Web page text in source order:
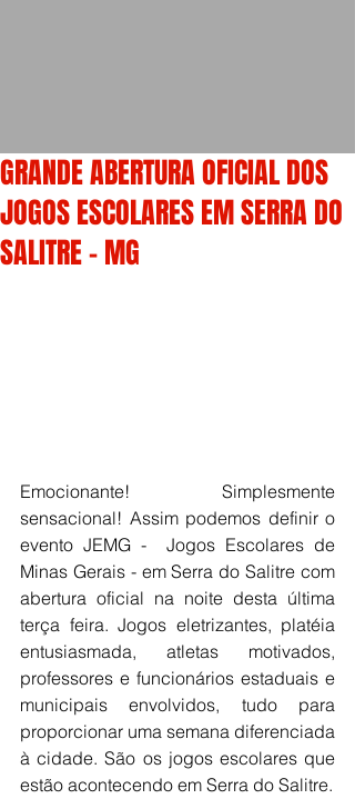
GRANDE ABERTURA OFICIAL DOS
JOGOS ESCOLARES EM SERRA DO
SALITRE - MG
Emocionante! Simplesmente
sensacional! Assim podemos definir o
evento JEMG -  Jogos Escolares de
Minas Gerais - em Serra do Salitre com
abertura oficial na noite desta última
terça feira. Jogos eletrizantes, platéia
entusiasmada, atletas motivados,
professores e funcionários estaduais e
municipais envolvidos, tudo para
proporcionar uma semana diferenciada
à cidade. São os jogos escolares que
estão acontecendo em Serra do Salitre.